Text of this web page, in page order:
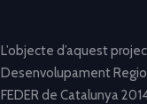
L’objecte d’aquest
Desenvolupament
FEDER de Catalunya